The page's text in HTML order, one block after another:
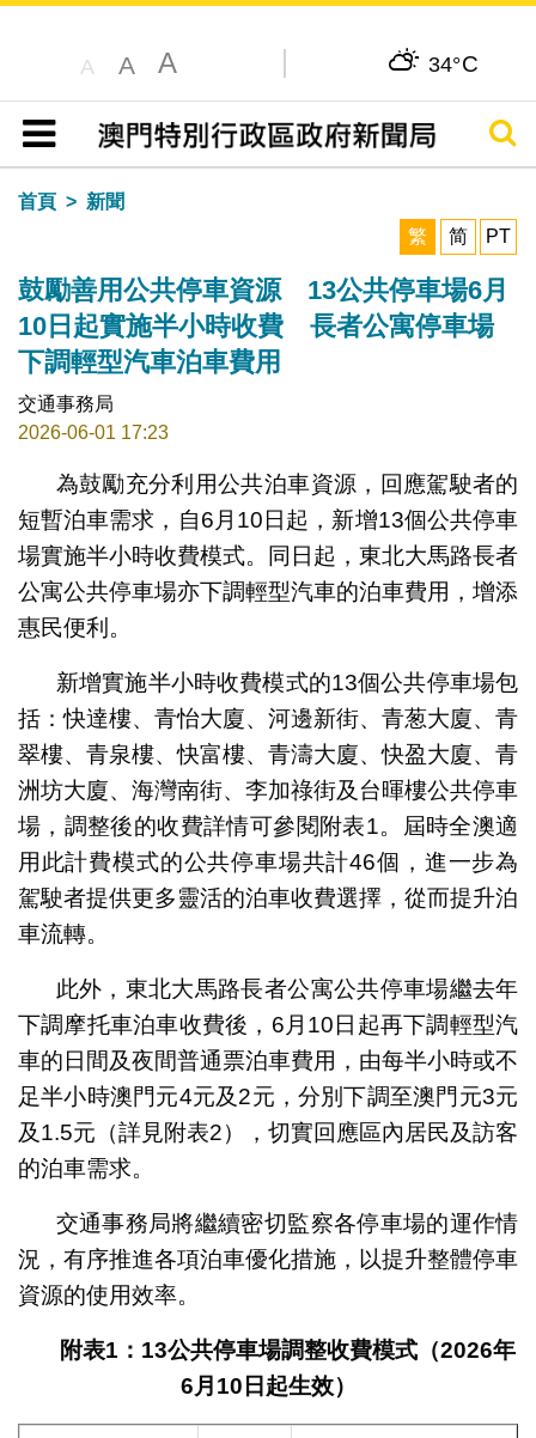
A A A 34°C
目錄
搜尋
首頁
新聞
繁
简 PT
鼓勵善用公共停車資源 13公共停車場6月
10日起實施半小時收費 長者公寓停車場
下調輕型汽車泊車費用
交通事務局
2026-06-01 17:23
為鼓勵充分利用公共泊車資源，回應駕駛者的
短暫泊車需求，自6月10日起，新增13個公共停車
場實施半小時收費模式。同日起，東北大馬路長者
公寓公共停車場亦下調輕型汽車的泊車費用，增添
惠民便利。
新增實施半小時收費模式的13個公共停車場包
括：快達樓、青怡大廈、河邊新街、青葱大廈、青
翠樓、青泉樓、快富樓、青濤大廈、快盈大廈、青
洲坊大廈、海灣南街、李加祿街及台暉樓公共停車
場，調整後的收費詳情可參閱附表1。屆時全澳適
用此計費模式的公共停車場共計46個，進一步為
駕駛者提供更多靈活的泊車收費選擇，從而提升泊
車流轉。
此外，東北大馬路長者公寓公共停車場繼去年
下調摩托車泊車收費後，6月10日起再下調輕型汽
車的日間及夜間普通票泊車費用，由每半小時或不
足半小時澳門元4元及2元，分別下調至澳門元3元
及1.5元（詳見附表2），切實回應區內居民及訪客
的泊車需求。
交通事務局將繼續密切監察各停車場的運作情
況，有序推進各項泊車優化措施，以提升整體停車
資源的使用效率。
附表1 ： 13公共停車場調整收費模式（2026年
6月 10 日起生效）